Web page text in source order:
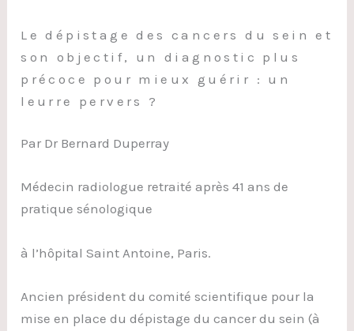
Le dépistage des cancers du sein et
son objectif, un diagnostic plus
précoce pour mieux guérir : un
leurre pervers ?
Par Dr Bernard Duperray
Médecin radiologue retraité après 41 ans de
pratique sénologique
à l’hôpital Saint Antoine, Paris.
Ancien président du comité scientifique pour la
mise en place du dépistage du cancer du sein (à